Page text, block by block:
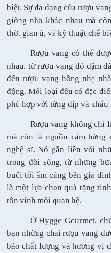
biệt. Sự đa dạng của rượu
giống nho khác nhau mà
thời gian ủ, và kỹ thuật chế
Rượu vang có thể
nhau, từ rượu vang đỏ đậm
đến rượu vang hồng nhẹ
động. Mỗi loại đều có đặc
phù hợp với từng dịp và khẩu
Rượu vang không chỉ
mà còn là nguồn cảm hứng
nghệ sĩ. Nó gắn liền với
trong đời sống, từ những
buổi tối ấm cúng bên gia
là một lựa chọn quà tặng
tôn vinh mối quan hệ.
Ở Hygge Gourmet,
bạn những chai rượu vang
bảo chất lượng và hương vị